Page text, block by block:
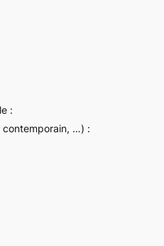
:
contemporain, …) :